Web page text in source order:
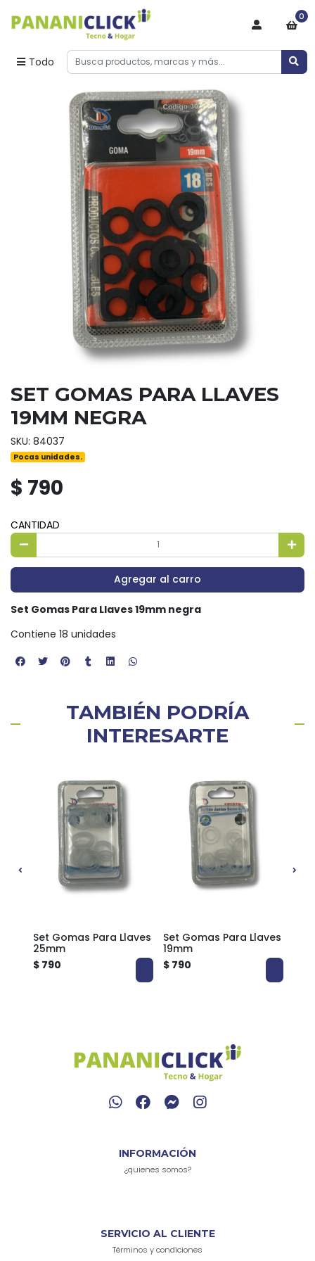
Todo
0
SET GOMAS PARA LLAVES
19MM NEGRA
SKU: 84037
Pocas unidades.
$ 790
CANTIDAD
Agregar al carro
Set Gomas Para Llaves 19mm negra
Contiene 18 unidades
TAMBIÉN PODRÍA
INTERESARTE
Set Gomas Para Llaves
25mm
$ 790
Set Gomas Para Llaves
19mm
$ 790
INFORMACIÓN
¿quienes somos?
SERVICIO AL CLIENTE
Términos y condiciones